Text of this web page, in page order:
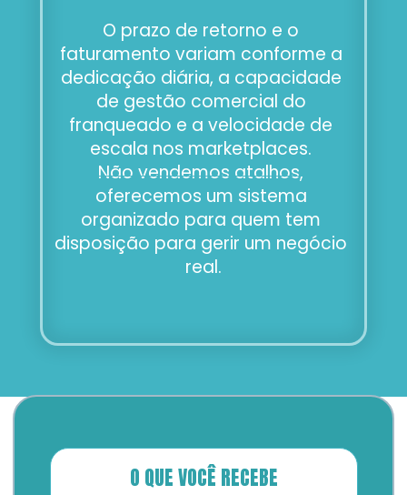
O prazo de retorno e o
faturamento variam conforme a
dedicação diária, a capacidade
de gestão comercial do
franqueado e a velocidade de
escala nos marketplaces.
Não vendemos atalhos,
oferecemos um sistema
organizado para quem tem
disposição para gerir um negócio
real.
O QUE VOCÊ RECEBE